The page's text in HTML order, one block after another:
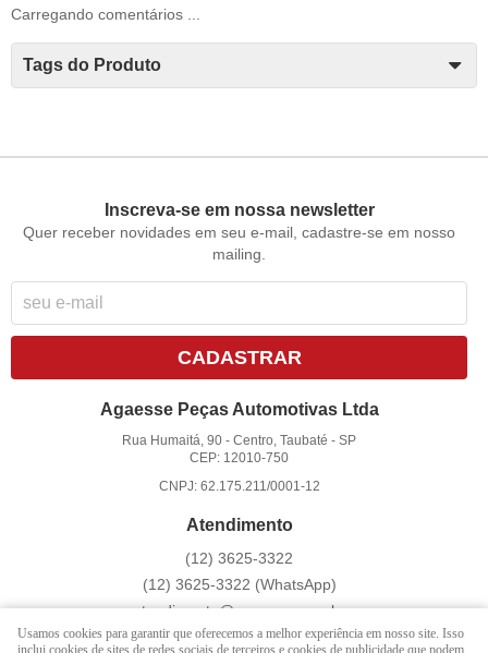
Carregando comentários ...
Tags do Produto
Inscreva-se em nossa newsletter
Quer receber novidades em seu e-mail, cadastre-se em nosso
mailing.
CADASTRAR
Agaesse Peças Automotivas Ltda
Rua Humaitá, 90 -Centro, Taubaté -SP
CEP: 12010-750
CNPJ: 62.175.211/0001-12
Atendimento
(12) 3625-3322
(12) 3625-3322 (WhatsApp)
atendimento@agaesse.com.br
Usamos cookies para garantir que oferecemos a melhor experiência em nosso site. Isso
inclui cookies de sites de redes sociais de terceiros e cookies de publicidade que podem